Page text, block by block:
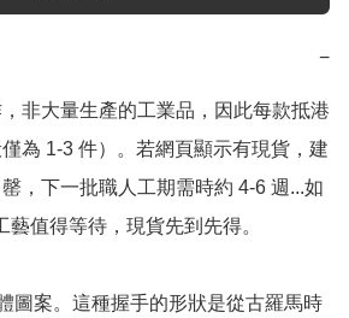
−
非大量生產的工業品，因此每款抵港
為 1-3 件）。若網頁顯示有現貨，建
，下一批職人工期需時約 4-6 週...如
藝值得等待，現貨先到先得。
圖案。這種握手的形狀是從古羅馬時